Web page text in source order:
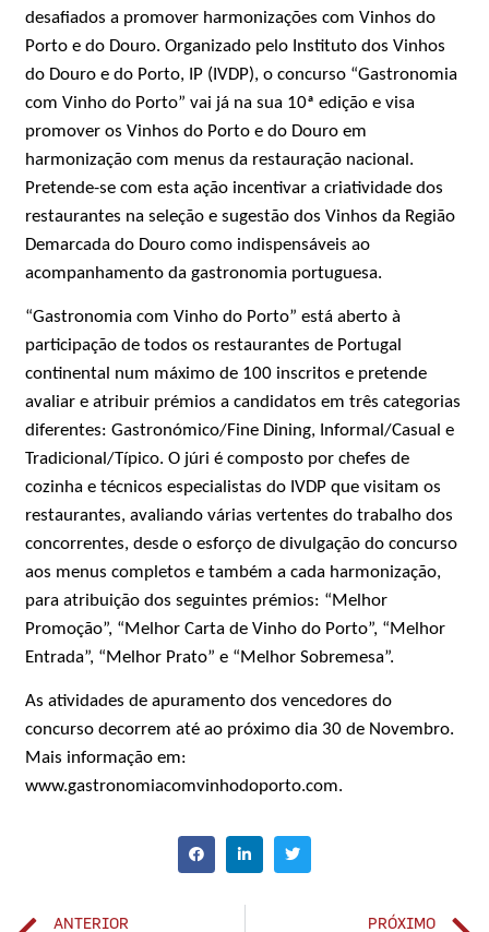
desafiados a promover harmonizações com Vinhos do
Porto e do Douro. Organizado pelo Instituto dos Vinhos
do Douro e do Porto, IP (IVDP), o concurso “Gastronomia
com Vinho do Porto” vai já na sua 10ª edição e visa
promover os Vinhos do Porto e do Douro em
harmonização com menus da restauração nacional.
Pretende-se com esta ação incentivar a criatividade dos
restaurantes na seleção e sugestão dos Vinhos da Região
Demarcada do Douro como indispensáveis ao
acompanhamento da gastronomia portuguesa.
“Gastronomia com Vinho do Porto” está aberto à
participação de todos os restaurantes de Portugal
continental num máximo de 100 inscritos e pretende
avaliar e atribuir prémios a candidatos em três categorias
diferentes: Gastronómico/Fine Dining, Informal/Casual e
Tradicional/Típico. O júri é composto por chefes de
cozinha e técnicos especialistas do IVDP que visitam os
restaurantes, avaliando várias vertentes do trabalho dos
concorrentes, desde o esforço de divulgação do concurso
aos menus completos e também a cada harmonização,
para atribuição dos seguintes prémios: “Melhor
Promoção”, “Melhor Carta de Vinho do Porto”, “Melhor
Entrada”, “Melhor Prato” e “Melhor Sobremesa”.
As atividades de apuramento dos vencedores do
concurso decorrem até ao próximo dia 30 de Novembro.
Mais informação em:
www.gastronomiacomvinhodoporto.com.
ANTERIOR PRÓXIMO